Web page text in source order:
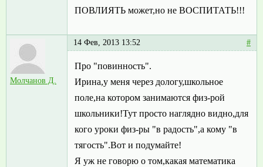
ПОВЛИЯТЬ может,но не ВОСПИТАТЬ!!!
Молчанов Д.
14 Фев, 2013 13:52 #
Про "повинность".
Ирина,у меня через дологу,школьное
поле,на котором занимаются физ-рой
школьники!Тут просто наглядно видно,для
кого уроки физ-ры "в радость",а кому "в
тягость".Вот и подумайте!
Я уж не говорю о том,какая математика